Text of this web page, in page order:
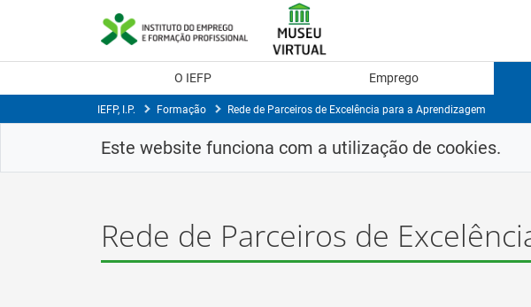
O IEFP Emprego
IEFP, I.P. Formação Rede de Parceiros de Excelência para a Aprendizagem
Este website funciona com a utilização de cookies.
Rede de Parceiros de